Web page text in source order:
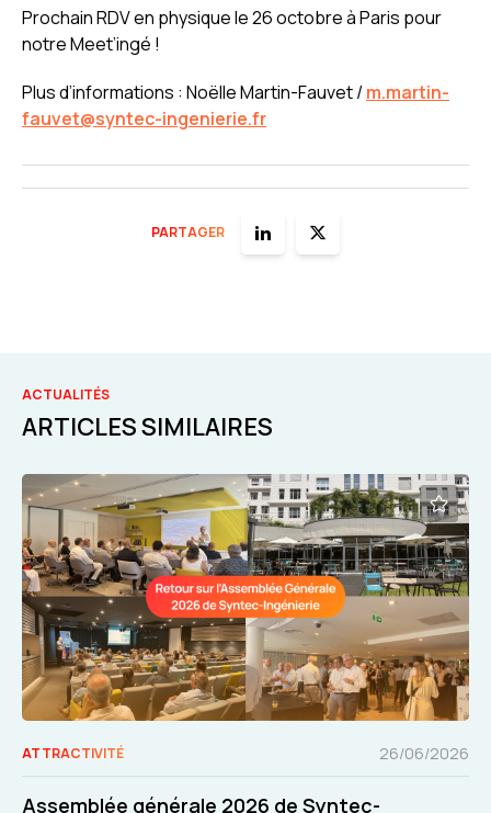
Prochain RDV en physique le 26 octobre à Paris pour
notre Meet’ingé !
Plus d’informations : Noëlle Martin-Fauvet /m.martin-
fauvet@syntec-ingenierie.fr
PARTAGER
ACTUALITÉS
ARTICLES SIMILAIRES
ATTRACTIVITÉ 26/06/2026
Assemblée générale 2026 de Syntec-